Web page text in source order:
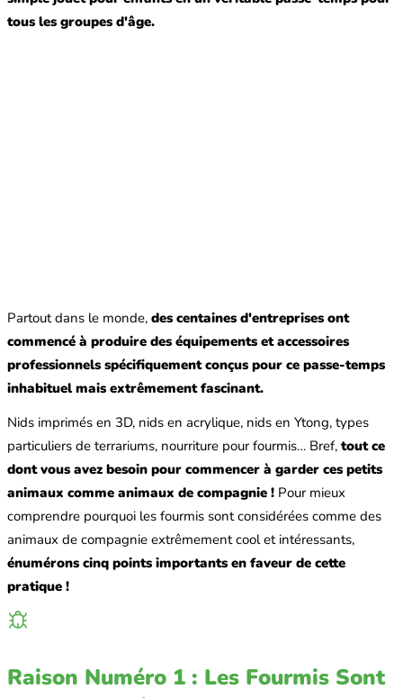
tous les groupes d'âge.
Partout dans le monde, des centaines d'entreprises ont
commencé à produire des équipements et accessoires
professionnels spécifiquement conçus pour ce passe-temps
inhabituel mais extrêmement fascinant.
Nids imprimés en 3D, nids en acrylique, nids en Ytong, types
particuliers de terrariums, nourriture pour fourmis… Bref,tout ce
dont vous avez besoin pour commencer à garder ces petits
animaux comme animaux de compagnie ! Pour mieux
comprendre pourquoi les fourmis sont considérées comme des
animaux de compagnie extrêmement cool et intéressants,
énumérons cinq points importants en faveur de cette
pratique !
Raison Numéro 1 : Les Fourmis Sont